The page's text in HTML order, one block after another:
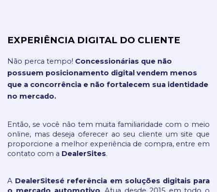
EXPERIÊNCIA DIGITAL DO CLIENTE
Não perca tempo! Concessionárias que não
possuem posicionamento digital vendem menos
que a concorrência e não fortalecem sua identidade
no mercado.
Então, se você não tem muita familiaridade com o meio
online, mas deseja oferecer ao seu cliente um site que
proporcione a melhor experiência de compra, entre em
contato com a DealerSites.
A DealerSitesé referência em soluções digitais para